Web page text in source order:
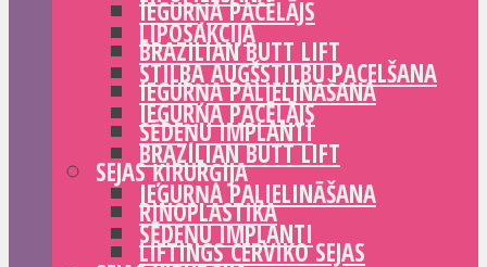
IEGURŅA PACĒLĀJS
BRAZILIAN BUTT LIFT
IEGURŅA PALIELINĀŠANA
SĒDEŅU IMPLANTI
SEJAS ĶIRURĢIJA
RINOPLASTIKA
LIFTINGS CERVIKO SEJAS
LIPOSAKCIJA
STILBA AUGŠSTILBU PACELŠANA
IEGURŅA PACĒLĀJS
BRAZILIAN BUTT LIFT
IEGURŅA PALIELINĀŠANA
SĒDEŅU IMPLANTI